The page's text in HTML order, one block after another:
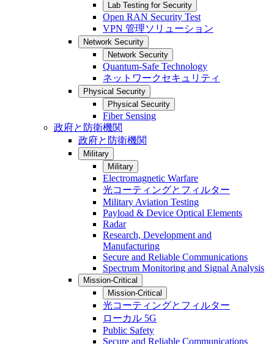
Lab Testing for Security
Open RAN Security Test
VPN 管理ソリューション
Network Security
Network Security
Quantum-Safe Technology
ネットワークセキュリティ
Physical Security
Physical Security
Fiber Sensing
政府と防衛機関
政府と防衛機関
Military
Military
Electromagnetic Warfare
光コーティングとフィルター
Military Aviation Testing
Payload & Device Optical Elements
Radar
Research, Development and
Manufacturing
Secure and Reliable Communications
Spectrum Monitoring and Signal Analysis
Mission-Critical
Mission-Critical
光コーティングとフィルター
ローカル 5G
Public Safety
Secure and Reliable Communications